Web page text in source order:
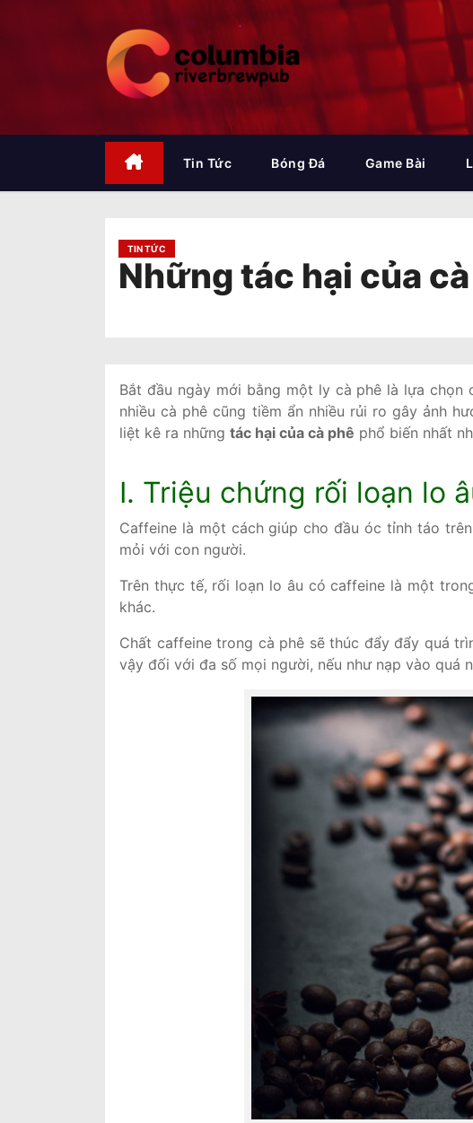
c
Tin Tức Bóng Đá Game Bài
TIN TỨC
Những tác hại của
Bắt đầu ngày mới bằng một ly cà phê là lựa chọn
nhiều cà phê cũng tiềm ẩn nhiều rủi ro gây ảnh
liệt kê ra những tác hại của cà phê phổ biến nhất
I. Triệu chứng rối loạn lo
Caffeine là một cách giúp cho đầu óc tỉnh táo
mỏi với con người.
Trên thực tế, rối loạn lo âu có caffeine là một
khác.
Chất caffeine trong cà phê sẽ thúc đẩy đẩy quá
vậy đối với đa số mọi người, nếu như nạp vào quá